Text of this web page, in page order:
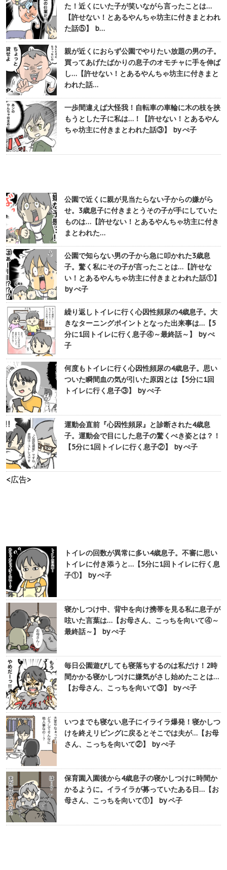
た！近くにいた子が笑いながら言ったことは…
【許せない！とあるやんちゃ坊主に付きまとわれ
た話⑤】 b…
親が近くにおらず公園でやりたい放題の男の子。
買ってあげたばかりの息子のオモチャに手を伸ば
し…【許せない！とあるやんちゃ坊主に付きまと
われた話…
一歩間違えば大怪我！自転車の車輪に木の枝を挟
もうとした子に私は…！【許せない！とあるやん
ちゃ坊主に付きまとわれた話③】 by ぺ子
公園で近くに親が見当たらない子からの嫌がら
せ。3歳息子に付きまとうその子が手にしていた
ものは…【許せない！とあるやんちゃ坊主に付き
まとわれた…
公園で知らない男の子から急に叩かれた3歳息
子。驚く私にその子が言ったことは…【許せな
い！とあるやんちゃ坊主に付きまとわれた話①】
by ぺ子
繰り返しトイレに行く心因性頻尿の4歳息子。大
きなターニングポイントとなった出来事は…【5
分に1回トイレに行く息子④～最終話～】 by ぺ
子
何度もトイレに行く心因性頻尿の4歳息子。思い
ついた瞬間血の気が引いた原因とは【5分に1回
トイレに行く息子③】 by ぺ子
運動会直前『心因性頻尿』と診断された4歳息
子。運動会で目にした息子の驚くべき姿とは？！
【5分に1回トイレに行く息子②】 by ぺ子
<広告>
トイレの回数が異常に多い4歳息子。不審に思い
トイレに付き添うと…【5分に1回トイレに行く息
子①】 by ぺ子
寝かしつけ中、背中を向け携帯を見る私に息子が
呟いた言葉は…【お母さん、こっちを向いて④～
最終話～】 by ぺ子
毎日公園遊びしても寝落ちするのは私だけ！2時
間かかる寝かしつけに嫌気がさし始めたことは…
【お母さん、こっちを向いて③】 by ぺ子
いつまでも寝ない息子にイライラ爆発！寝かしつ
けを終えリビングに戻るとそこでは夫が…【お母
さん、こっちを向いて②】 by ぺ子
保育園入園後から4歳息子の寝かしつけに時間か
かるように。イライラが募っていたある日…【お
母さん、こっちを向いて①】 by ペ子